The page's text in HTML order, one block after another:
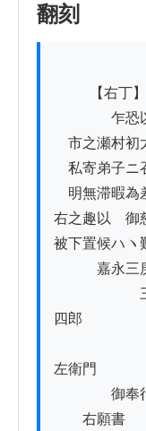
翻刻
乍恐以口
市之瀬村初
私寄弟子ニ
明無滞暇為
右之趣以　御
被下置候ハヽ
嘉永三庚
三月　　
四郎
丁
左衛門
御奉行
右願書